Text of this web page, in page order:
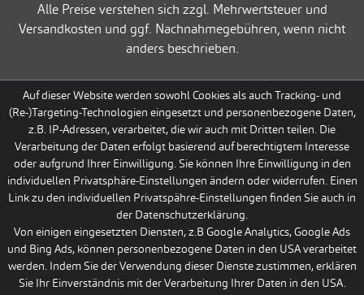
Alle Preise verstehen sich zzgl. Mehrwertsteuer und
Versandkosten und ggf. Nachnahmegebühren, wenn nicht
anders beschrieben.
Auf dieser Website werden sowohl Cookies als auch Tracking- und
(Re-)Targeting-Technologien eingesetzt und personenbezogene Daten,
z.B. IP-Adressen, verarbeitet, die wir auch mit Dritten teilen. Die
Verarbeitung der Daten erfolgt basierend auf berechtigtem Interesse
oder aufgrund Ihrer Einwilligung. Sie können Ihre Einwilligung in den
individuellen Privatsphäre-Einstellungen ändern oder widerrufen. Einen
Link zu den individuellen Privatspähre-Einstellungen finden Sie auch in
der Datenschutzerklärung.
Von einigen eingesetzten Diensten, z.B Google Analytics, Google Ads
und Bing Ads, können personenbezogene Daten in den USA verarbeitet
werden. Indem Sie der Verwendung dieser Dienste zustimmen, erklären
Sie Ihr Einverständnis mit der Verarbeitung Ihrer Daten in den USA.